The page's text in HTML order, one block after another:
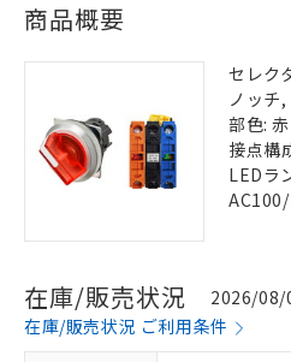
商品概要
セレク
ノッチ
部色:
接点構
LEDラ
在庫/販売状況
2026/08/
在庫/販売状況 ご利用条件